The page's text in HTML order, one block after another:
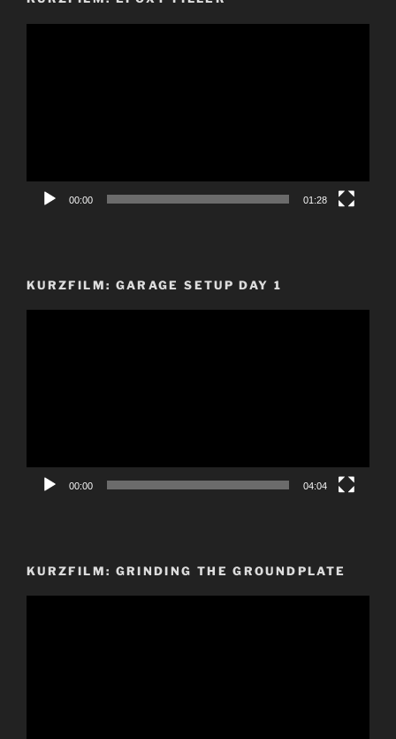
00:00 01:28
KURZFILM: GARAGE SETUP DAY 1
00:00 04:04
KURZFILM: GRINDING THE GROUNDPLATE